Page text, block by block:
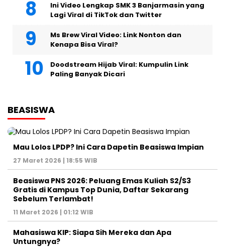
Ini Video Lengkap SMK 3 Banjarmasin yang
Lagi Viral di TikTok dan Twitter
Ms Brew Viral Video: Link Nonton dan
Kenapa Bisa Viral?
Doodstream Hijab Viral: Kumpulin Link
Paling Banyak Dicari
BEASISWA
Mau Lolos LPDP? Ini Cara Dapetin Beasiswa Impian
27 Maret 2026 | 18:55 WIB
Beasiswa PNS 2026: Peluang Emas Kuliah S2/S3
Gratis di Kampus Top Dunia, Daftar Sekarang
Sebelum Terlambat!
11 Maret 2026 | 01:12 WIB
Mahasiswa KIP: Siapa Sih Mereka dan Apa
Untungnya?